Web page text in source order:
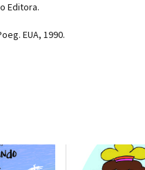
Editora.
EUA, 1990.